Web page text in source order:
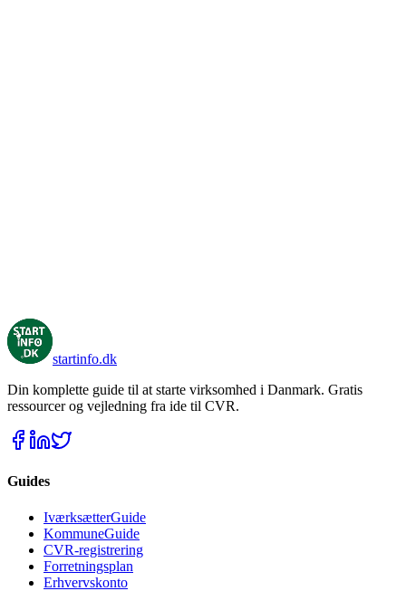
startinfo.dk
Din komplette guide til at starte virksomhed i Danmark. Gratis
ressourcer og vejledning fra ide til CVR.
Guides
IværksætterGuide
KommuneGuide
CVR-registrering
Forretningsplan
Erhvervskonto